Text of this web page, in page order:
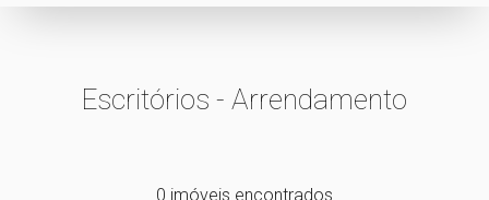
Escritórios - Arrendamento
0 imóveis encontrados